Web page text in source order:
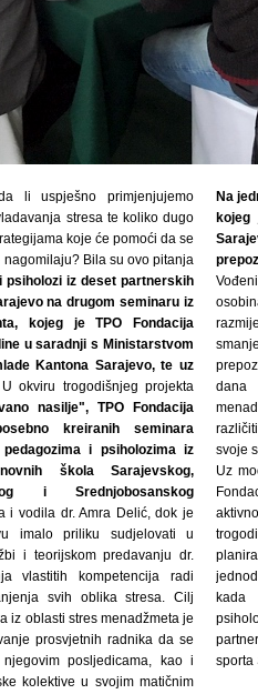
li uspješno primjenjujemo
stresa te koliko dugo
koje će pomoći da se
Bila su ovo pitanja
psiholozi iz deset partnerskih
na drugom seminaru iz
kojeg je TPO Fondacija
u saradnji s Ministarstvom
Kantona Sarajevo, te uz
U okviru trogodišnjeg projekta
nasilje", TPO Fondacija
kreiranih seminara
i psiholozima iz
škola Sarajevskog,
i Srednjobosanskog
i vodila dr. Amra Delić, dok je
imalo priliku sudjelovati u
i teorijskom predavanju dr.
vlastitih kompetencija radi
svih oblika stresa. Cilj
iz oblasti stres menadžmeta je
prosvjetnih radnika da se
posljedicama, kao i
kolektive u svojim matičnim
Na
kojeg
svoje
Uz
kada
sporta